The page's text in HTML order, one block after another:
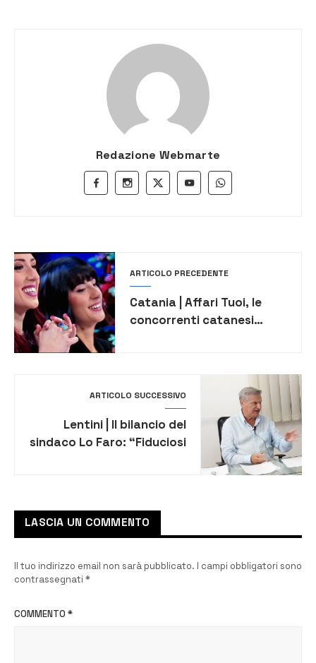
Redazione Webmarte
ARTICOLO PRECEDENTE
Catania | Affari Tuoi, le
concorrenti catanesi
ARTICOLO SUCCESSIVO
Lentini | Il bilancio del
sindaco Lo Faro: “Fiduciosi
LASCIA UN COMMENTO
Il tuo indirizzo email non sarà pubblicato. I campi obbligatori sono
contrassegnati *
COMMENTO *